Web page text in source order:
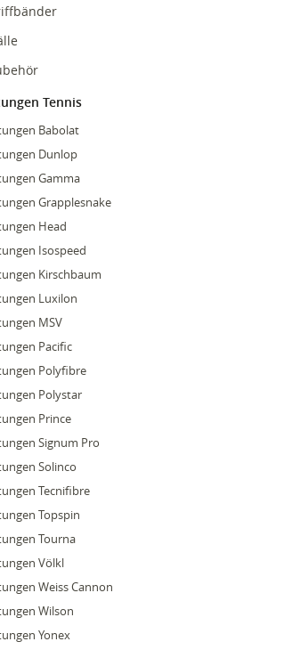
Tennis
Babolat
Dunlop
Gamma
Grapplesnake
Head
Isospeed
Kirschbaum
Luxilon
MSV
Pacific
Polyfibre
Polystar
Prince
Signum Pro
Solinco
Tecnifibre
Topspin
Tourna
Völkl
Weiss Cannon
Wilson
Yonex